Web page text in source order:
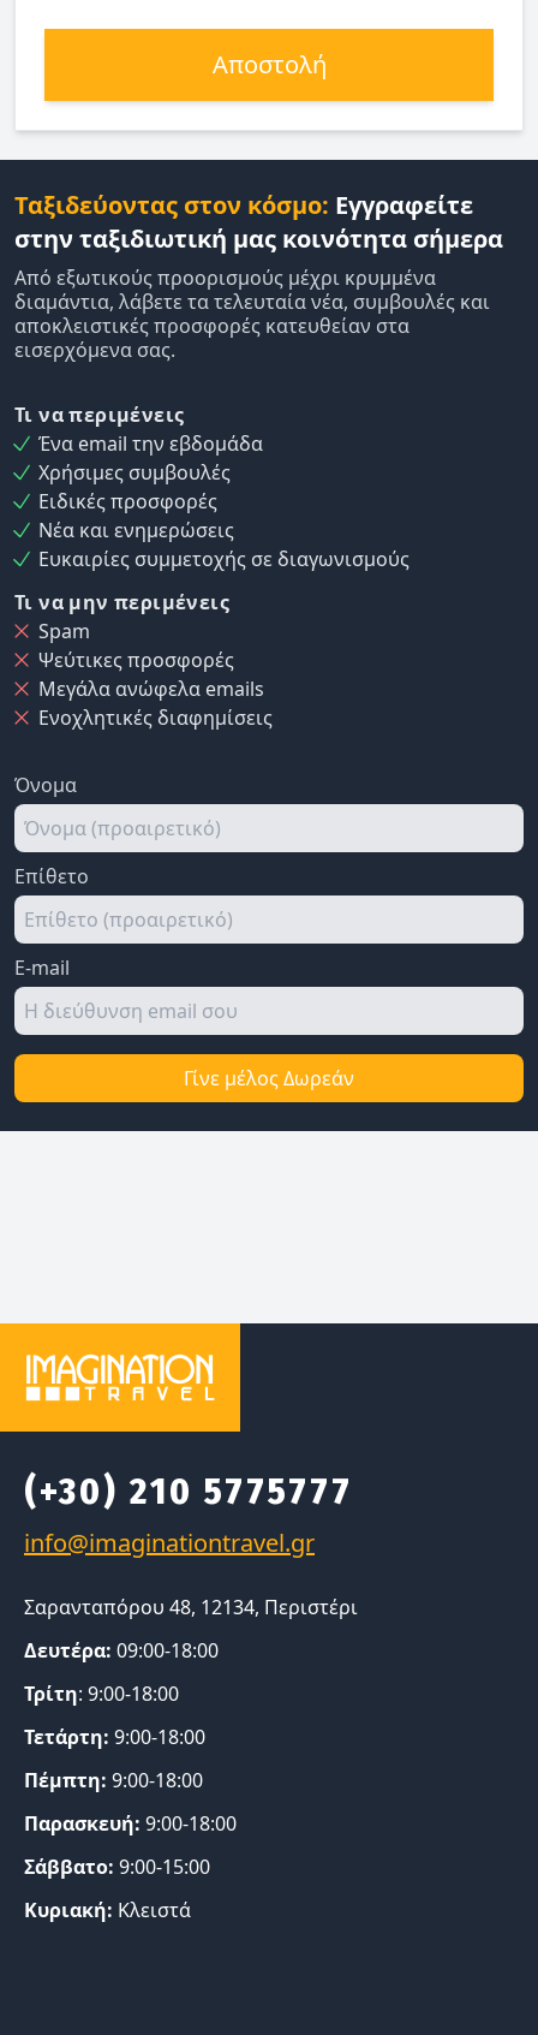
Αποστολή
Ταξιδεύοντας στον κόσμο: Εγγραφείτε
στην ταξιδιωτική μας κοινότητα σήμερα
Από εξωτικούς προορισμούς μέχρι κρυμμένα
διαμάντια, λάβετε τα τελευταία νέα, συμβουλές και
αποκλειστικές προσφορές κατευθείαν στα
εισερχόμενα σας.
Τι να περιμένεις
Ένα email την εβδομάδα
Χρήσιμες συμβουλές
Ειδικές προσφορές
Νέα και ενημερώσεις
Ευκαιρίες συμμετοχής σε διαγωνισμούς
Τι να μην περιμένεις
Spam
Ψεύτικες προσφορές
Μεγάλα ανώφελα emails
Ενοχλητικές διαφημίσεις
Όνομα
Επίθετο
E-mail
Γίνε μέλος Δωρεάν
(+30) 210 5775777
Σαρανταπόρου 48, 12134, Περιστέρι
Δευτέρα: 09:00-18:00
Τρίτη: 9:00-18:00
Τετάρτη: 9:00-18:00
Πέμπτη: 9:00-18:00
Παρασκευή: 9:00-18:00
Σάββατο: 9:00-15:00
Κυριακή: Κλειστά